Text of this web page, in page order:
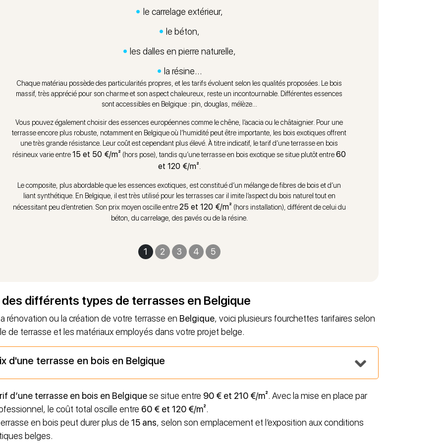
1 2 3 4 5
le carrelage extérieur,
le béton,
les dalles en pierre naturelle,
la résine…
Chaque matériau possède des particularités propres, et les tarifs évoluent selon les qualités proposées. Le bois
massif, très apprécié pour son charme et son aspect chaleureux, reste un incontournable. Différentes essences
sont accessibles en Belgique : pin, douglas, mélèze…
Vous pouvez également choisir des essences européennes comme le chêne, l’acacia ou le châtaignier. Pour une
terrasse encore plus robuste, notamment en Belgique où l’humidité peut être importante, les bois exotiques offrent
une très grande résistance. Leur coût est cependant plus élevé. À titre indicatif, le tarif d’une terrasse en bois
résineux varie entre15 et 50 €/m² (hors pose), tandis qu’une terrasse en bois exotique se situe plutôt entre60
et 120 €/m²
Le composite, plus abordable que les essences exotiques, est constitué d’un mélange de fibres de bois et d’un
liant synthétique. En Belgique, il est très utilisé pour les terrasses car il imite l’aspect du bois naturel tout en
nécessitant peu d’entretien. Son prix moyen oscille entre25 et 120 €/m² (hors installation), différent de celui du
béton, du carrelage, des pavés ou de la résine.
des différents types de terrasses en Belgique
rénovation ou la création de votre terrasse en Belgique, voici plusieurs fourchettes tarifaires selon
de terrasse et les matériaux employés dans votre projet belge.
d'une terrasse en bois en Belgique
d’une terrasse en bois en Belgiquese situe entre 90 € et 210 €/m². Avec la mise en place par
le coût total oscille entre 60 € et 120 €/m².
en bois peut durer plus de 15 ans, selon son emplacement et l’exposition aux conditions
belges.